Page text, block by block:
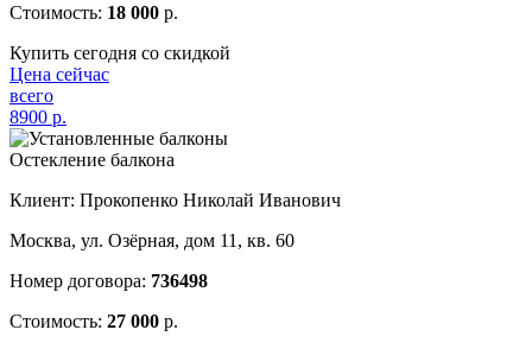
Стоимость: 18 000 р.
Купить сегодня со скидкой
Цена сейчас
всего
8900 р.
Остекление балкона
Клиент: Прокопенко Николай Иванович
Москва, ул. Озёрная, дом 11, кв. 60
Номер договора: 736498
Стоимость: 27 000 р.